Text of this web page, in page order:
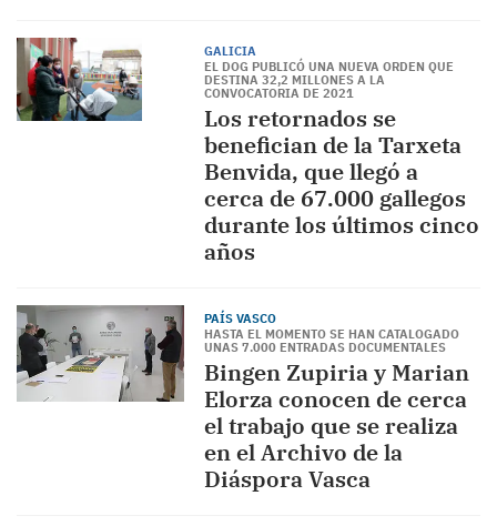
GALICIA
EL DOG PUBLICÓ UNA NUEVA ORDEN QUE
DESTINA 32,2 MILLONES A LA
CONVOCATORIA DE 2021
Los retornados se
benefician de la Tarxeta
Benvida, que llegó a
cerca de 67.000 gallegos
durante los últimos cinco
años
PAÍS VASCO
HASTA EL MOMENTO SE HAN CATALOGADO
UNAS 7.000 ENTRADAS DOCUMENTALES
Bingen Zupiria y Marian
Elorza conocen de cerca
el trabajo que se realiza
en el Archivo de la
Diáspora Vasca